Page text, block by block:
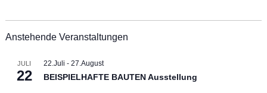
Anstehende Veranstaltungen
JULI
22
22.Juli - 27.August
BEISPIELHAFTE BAUTEN Ausstellung